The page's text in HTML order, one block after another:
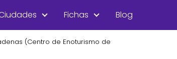
Fichas Blog
(Centro de Enoturismo de